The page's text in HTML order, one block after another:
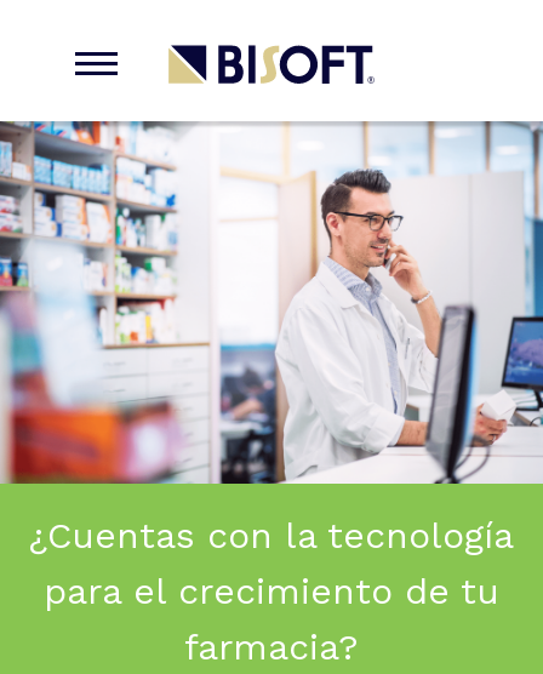
¿Cuentas con la tecnología
para el crecimiento de tu
farmacia?